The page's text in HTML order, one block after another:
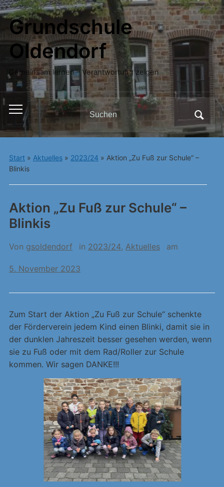
Grundschule
Oldendorf
Gemeinsam lernen – Verantwortung zeigen
Toggle
mobile
menu
Search
for:
Start » Aktuelles» 2023/24 » Aktion „Zu Fuß zur Schule“ –
Blinkis
Aktion „Zu Fuß zur Schule“ –
Blinkis
Von gsoldendorf in 2023/24, Aktuelles am
5. November 2023
Zum Start der Aktion „Zu Fuß zur Schule“ schenkte
der Förderverein jedem Kind einen Blinki, damit sie in
der dunklen Jahreszeit besser gesehen werden, wenn
sie zu Fuß oder mit dem Rad/Roller zur Schule
kommen. Wir sagen DANKE!!!